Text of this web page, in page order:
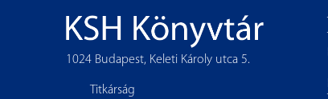
1024 Budapest, Keleti Károly utca 5.
Titkárság